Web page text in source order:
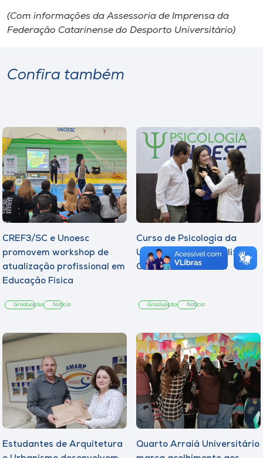
(Com informações da Assessoria de Imprensa da
Federação Catarinense do Desporto Universitário)
Confira também
CREF3/SC e Unoesc
promovem workshop de
atualização profissional em
Educação Física
Graduação Notícia
Curso de Psicologia da
Unoesc Joaçaba realiza 2ª
Cerimônia do Botton
Graduação Notícia
Estudantes de Arquitetura
Quarto Arraiá Universitário